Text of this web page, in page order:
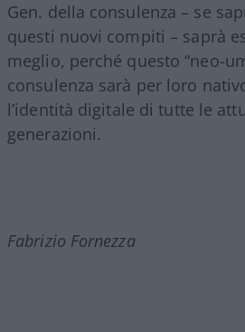
Gen. della consulenza – se
questi nuovi compiti – saprà
meglio, perché questo “neo-
consulenza sarà per loro
l’identità digitale di tutte le
generazioni.
Fabrizio Fornezza